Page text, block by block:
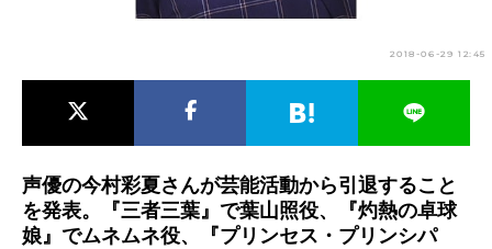
2018-06-29 12:45
声優の今村彩夏さんが芸能活動から引退すること
を発表。『三者三葉』で葉山照役、『灼熱の卓球
娘』でムネムネ役、『プリンセス・プリンシパ